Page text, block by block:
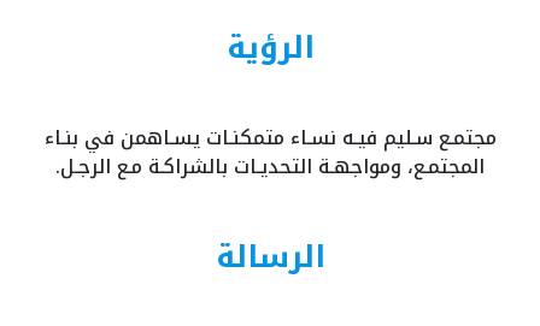
الرؤية
مجتمـع سـليم فيـه نسـاء متمكنـات يسـاهمن في بنـاء
المجتمـع، ومواجهـة التحديـات بالشراكـة مـع الرجـل.
الرسالة